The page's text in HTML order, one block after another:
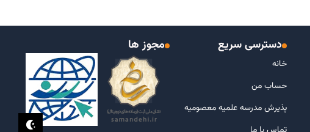
دسترسی سریع
خانه
حساب من
پذیرش مدرسه علمیه معصومیه
مجوز ها